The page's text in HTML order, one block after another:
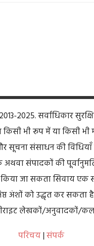
2025. सर्वाधिकार
किसी भी रूप में या किसी
सूचना संसाधन की विधियाँ
अथवा संपादकों की
किया जा सकता सिवाय एक
अंशों को उद्धृत कर सकता
लेखकों/अनुवादकों/
परिचय|संपर्क